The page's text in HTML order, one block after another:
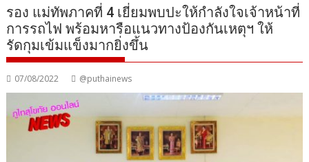
รอง แม่ทัพภาคที่ 4 เยี่ยมพบปะให้กำลังใจเจ้าหน้าที่
การรถไฟ พร้อมหารือแนวทางป้องกันเหตุฯ ให้
รัดกุมเข้มแข็งมากยิ่งขึ้น
07/08/2022 @puthainews